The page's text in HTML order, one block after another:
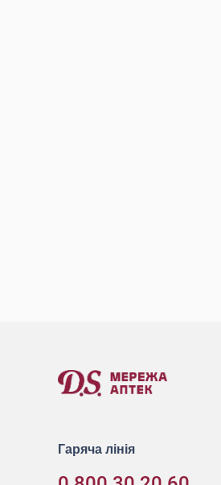
Гаряча лінія